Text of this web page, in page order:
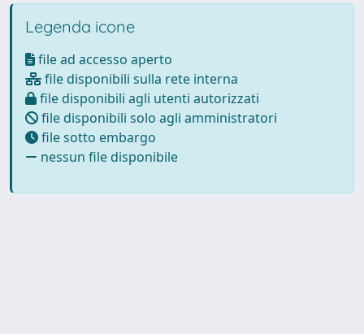
Legenda icone
file ad accesso aperto
file disponibili sulla rete interna
file disponibili agli utenti autorizzati
file disponibili solo agli amministratori
file sotto embargo
nessun file disponibile